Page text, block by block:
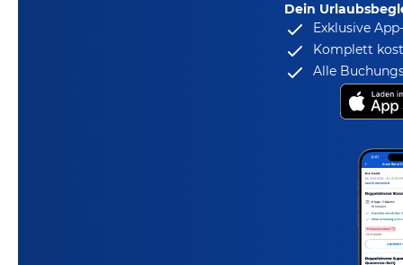
Dein
Exklusive
Komplett
Alle